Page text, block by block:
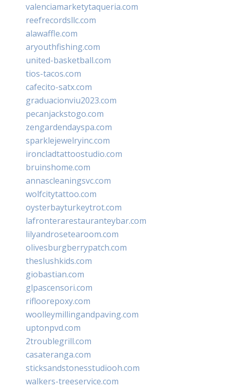
valenciamarketytaqueria.com
reefrecordsllc.com
alawaffle.com
aryouthfishing.com
united-basketball.com
tios-tacos.com
cafecito-satx.com
graduacionviu2023.com
pecanjackstogo.com
zengardendayspa.com
sparklejewelryinc.com
ironcladtattoostudio.com
bruinshome.com
annascleaningsvc.com
wolfcitytattoo.com
oysterbayturkeytrot.com
lafronterarestauranteybar.com
lilyandrosetearoom.com
olivesburgberrypatch.com
theslushkids.com
giobastian.com
glpascensori.com
rifloorepoxy.com
woolleymillingandpaving.com
uptonpvd.com
2troublegrill.com
casateranga.com
sticksandstonesstudiooh.com
walkers-treeservice.com